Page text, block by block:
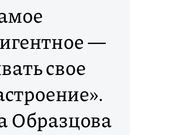
—
свое
Образцова